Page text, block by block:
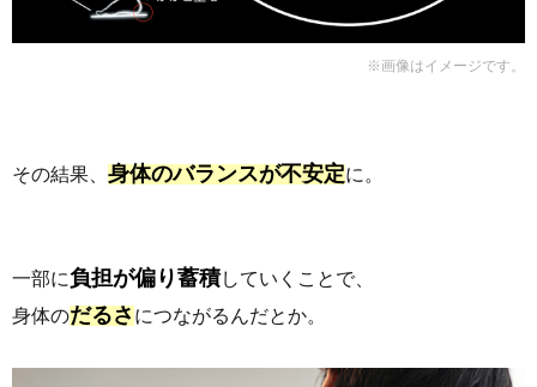
※画像はイメージです。
その結果、 身体のバランスが不安定に。
一部に負担が偏り蓄積していくことで、
身体のだるさ につながるんだとか。